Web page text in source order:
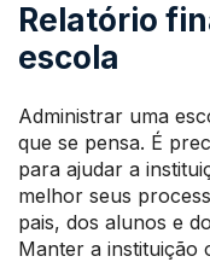
Relatório
escola
Administrar uma
que se pensa. É
para ajudar a
melhor seus
pais, dos alunos e
Manter a instituição